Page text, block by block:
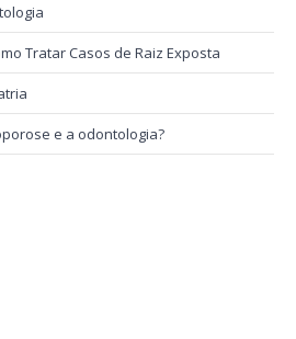
Tratar Casos de Raiz Exposta
e a odontologia?